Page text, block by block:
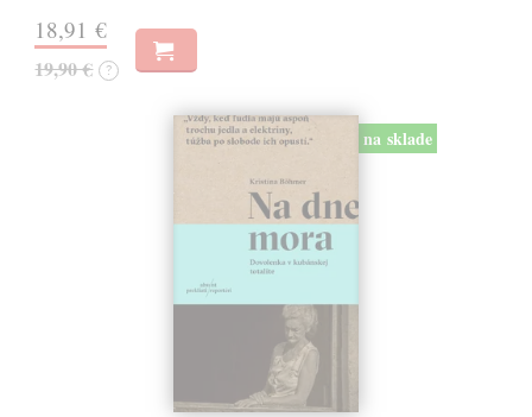
18,91 €
19,90 € ?
na sklade